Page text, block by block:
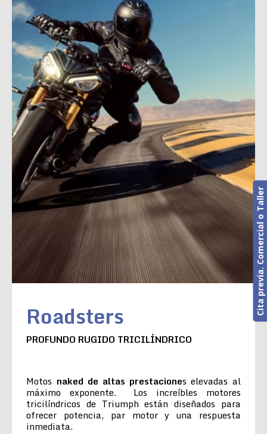
Roadsters
PROFUNDO RUGIDO TRICILÍNDRICO
Motos naked de altas prestaciones elevadas al
máximo exponente. Los increíbles motores
tricilíndricos de Triumph están diseñados para
ofrecer potencia, par motor y una respuesta
inmediata.
Cita previa. Comercial o Taller